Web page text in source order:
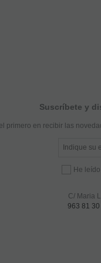
Suscríbete y
primero en recibir las
He
C/ Maria
963 81 30